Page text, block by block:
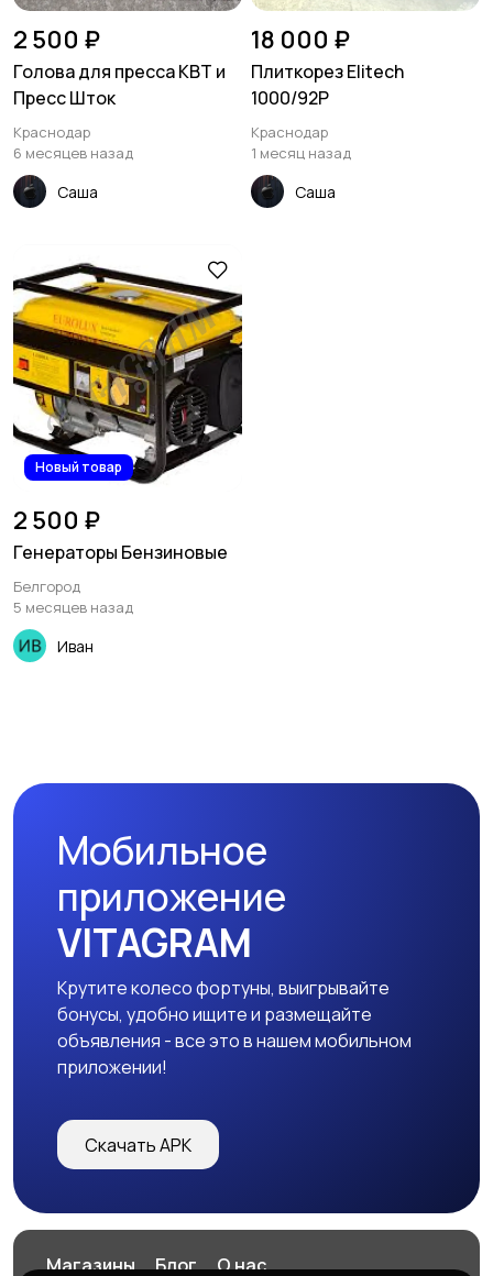
2 500 ₽
Голова для пресса КВТ и
Пресс Шток
Краснодар
6 месяцев назад
Саша
18 000 ₽
Плиткорез Elitech
1000/92Р
Краснодар
1 месяц назад
Саша
Новый товар
2 500 ₽
Генераторы Бензиновые
Белгород
5 месяцев назад
Иван
Мобильное
приложение
VITAGRAM
Крутите колесо фортуны, выигрывайте
бонусы, удобно ищите и размещайте
объявления - все это в нашем мобильном
приложении!
Скачать APK
Магазины Блог О нас